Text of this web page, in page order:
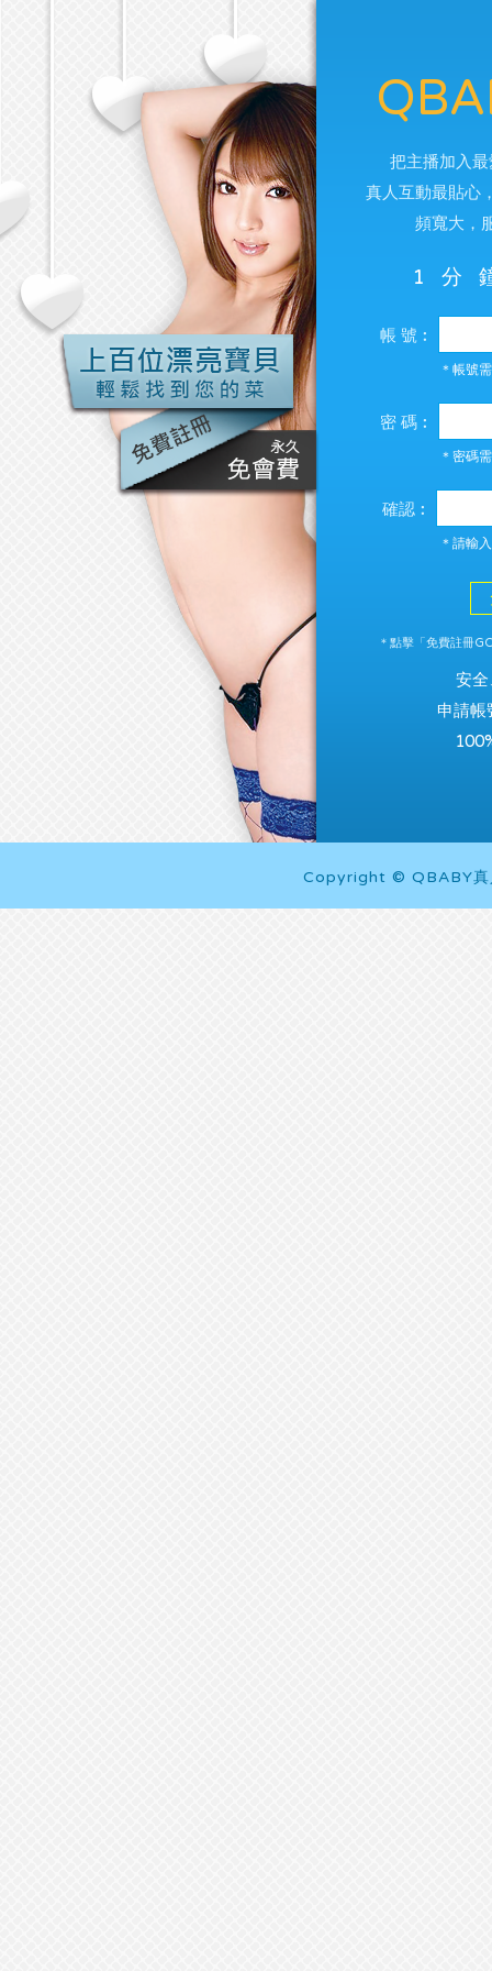
把主播加入
真人互動最貼心
頻寬大，
1分
帳 號︰
＊帳號
密 碼︰
＊密碼
確認︰
＊請輸
＊點擊「免費註冊
安
申請帳
Copyright © QBABY